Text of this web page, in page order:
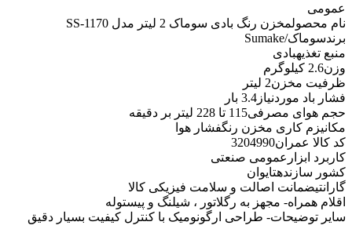
عمومی
نام محصولمخزن رنگ بادی سوماک 2 لیتر مدل SS-1170
برندسوماک/Sumake
منبع تغذیهبادی
وزن2.6 کیلوگرم
ظرفیت مخزن2 لیتر
فشار باد موردنیاز 3.4 بار
حجم هوای مصرفی115 تا 228 لیتر بر دقیقه
مکانیزم کاری مخزن رنگفشار هوا
کد کالا عمران3204990
کاربرد ابزار عمومی صنعتی
کشور سازندهتایوان
گارانتیضمانت اصالت و سلامت فیزیکی کالا
اقلام همراه- مجهز به رگلاتور ، شیلنگ و پیستوله
سایر توضیحات- طراحی ارگونومیک با کنترل کیفیت بسیار دقیق